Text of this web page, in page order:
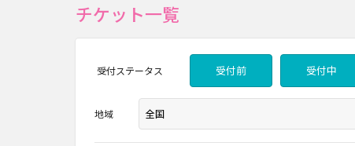
チケット一覧
受付ステータス 受付前 受付中
地域